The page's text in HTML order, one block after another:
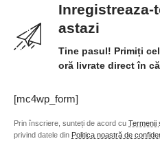
Inregistreaza-
astazi
Tine pasul! Primiți
oră livrate direct în
[mc4wp_form]
Prin înscriere, sunteți de acord cu Termenii
privind datele din Politica noastră de